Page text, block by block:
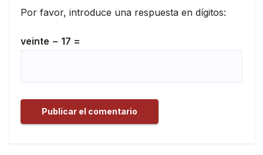
Por favor, introduce una respuesta en dígitos:
veinte − 17 =